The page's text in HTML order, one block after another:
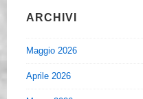
ARCHIVI
Maggio 2026
Aprile 2026